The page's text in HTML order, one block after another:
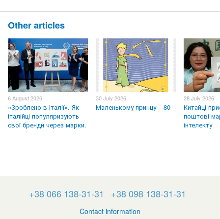
Other articles
6 August 2026
«Зроблено в Італії». Як
італійці популяризують
свої бренди через марки.
30 July 2026
Маленькому принцу – 80
28 July 2026
Китайці
поштові
інтелекту
+38 066 138-31-31 +38 098 138-31-31
Contact information